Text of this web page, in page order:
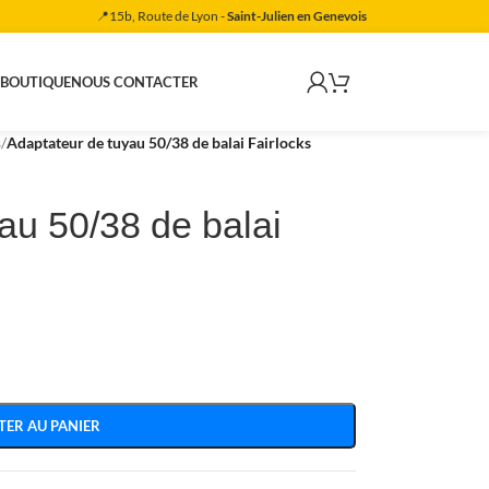
📍15b, Route de Lyon -Saint-Julien en Genevois
NOUS CONTACTER
/Adaptateur de tuyau 50/38 de balai Fairlocks
50/38 de balai
AU PANIER